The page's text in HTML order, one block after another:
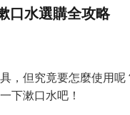
口水選購全攻略
，但究竟要怎麼使用
下漱口水吧！